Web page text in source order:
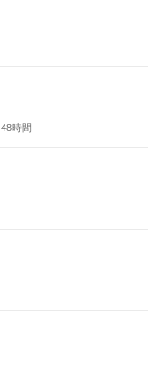
48時間